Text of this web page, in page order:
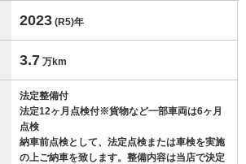
2023 (R5)年
3.7 万km
法定整備付
法定12ヶ月点検付※貨物など一部車両は6ヶ月
点検
納車前点検として、法定点検または車検を実施
の上ご納車を致します。整備内容は当店で決定